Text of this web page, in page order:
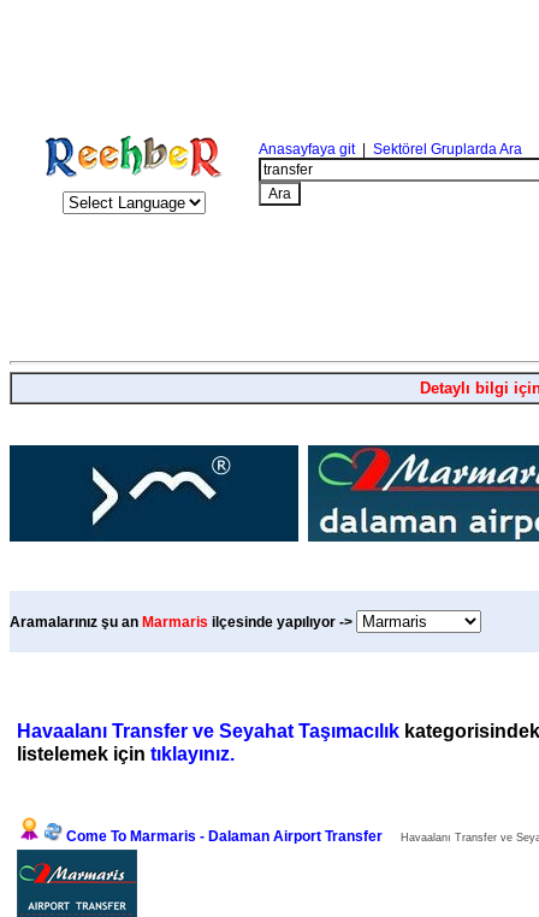
Anasayfaya git| Sektörel Gruplarda Ara
Detaylı bilgi
Aramalarınız şu an Marmaris ilçesinde yapılıyor ->
Havaalanı Transfer ve Seyahat Taşımacılık
listelemek için tıklayınız.
Come To Marmaris - Dalaman Airport Transfer Havaalanı Transfer ve